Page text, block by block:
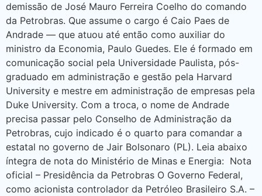
demissão de José Mauro Ferreira Coelho do comando
da Petrobras. Que assume o cargo é Caio Paes de
Andrade — que atuou até então como auxiliar do
ministro da Economia, Paulo Guedes. Ele é formado em
comunicação social pela Universidade Paulista, pós-
graduado em administração e gestão pela Harvard
University e mestre em administração de empresas pela
Duke University. Com a troca, o nome de Andrade
precisa passar pelo Conselho de Administração da
Petrobras, cujo indicado é o quarto para comandar a
estatal no governo de Jair Bolsonaro (PL). Leia abaixo
íntegra de nota do Ministério de Minas e Energia: Nota
oficial – Presidência da Petrobras O Governo Federal,
como acionista controlador da Petróleo Brasileiro S.A. –